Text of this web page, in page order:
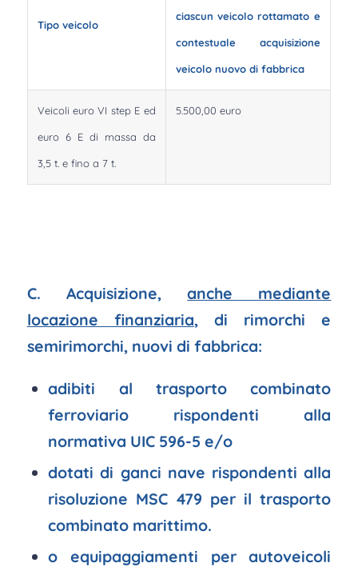
Tipo veicolo
ciascun veicolo rottamato e
contestuale acquisizione
veicolo nuovo di fabbrica
Veicoli euro VI step E ed
euro 6 E di massa da
3,5 t. e fino a 7 t.
5.500,00 euro
C. Acquisizione,anche mediante
locazione finanziaria, di rimorchi e
semirimorchi, nuovi di fabbrica:
adibiti al trasporto combinato
ferroviario rispondenti alla
normativa UIC 596-5 e/o
dotati di ganci nave rispondenti alla
risoluzione MSC 479 per il trasporto
combinato marittimo.
o equipaggiamenti per autoveicoli